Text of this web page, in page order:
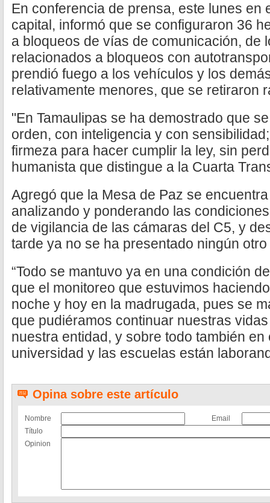
En conferencia de prensa, este lunes en
capital, informó que se configuraron 36
a bloqueos de vías de comunicación, de
relacionados a bloqueos con
prendió fuego a los vehículos y los
relativamente menores, que se retiraron
"En Tamaulipas se ha demostrado que
orden, con inteligencia y con
firmeza para hacer cumplir la ley, sin
humanista que distingue a la Cuarta
Agregó que la Mesa de Paz se
analizando y ponderando las
de vigilancia de las cámaras del C5, y
tarde ya no se ha presentado ningún
“Todo se mantuvo ya en una condición
que el monitoreo que estuvimos
noche y hoy en la madrugada, pues se
que pudiéramos continuar nuestras
nuestra entidad, y sobre todo también
universidad y las escuelas están
Opina sobre este artículo
Nombre
Email
Título
Opinion